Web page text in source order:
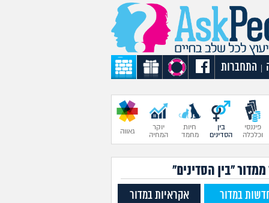
התחברות
פיננסי
וכלכלה
בין
הסדינים
חיות
מחמד
יוקר
המחיה
גאווה
ממדור "בין הסדינים"
במדור אקראיות במדור